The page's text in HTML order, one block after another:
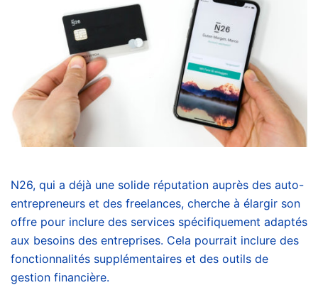
N26, qui a déjà une solide réputation auprès des auto-
entrepreneurs et des freelances, cherche à élargir son
offre pour inclure des services spécifiquement adaptés
aux besoins des entreprises. Cela pourrait inclure des
fonctionnalités supplémentaires et des outils de
gestion financière.